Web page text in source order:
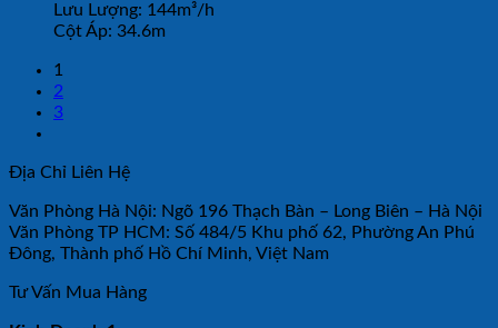
Lưu Lượng: 144m³/h
Cột Áp: 34.6m
1
2
3
Địa Chỉ Liên Hệ
Văn Phòng Hà Nội: Ngõ 196 Thạch Bàn – Long Biên – Hà Nội
Văn Phòng TP HCM: Số 484/5 Khu phố 62, Phường An Phú
Đông, Thành phố Hồ Chí Minh, Việt Nam
Tư Vấn Mua Hàng